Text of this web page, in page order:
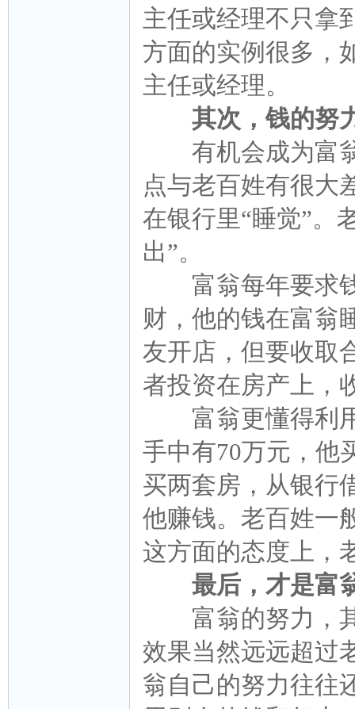
主任或经理不只拿
方面的实例很多，
主任或经理。
其次，钱的努
有机会成为富翁
点与老百姓有很大
在银行里“睡觉”。
出”。
富翁每年要求钱
财，他的钱在富翁
友开店，但要收取
者投资在房产上，
富翁更懂得利用
手中有70万元，他
买两套房，从银行
他赚钱。老百姓一
这方面的态度上，
最后，才是富
富翁的努力，其
效果当然远远超过
翁自己的努力往往